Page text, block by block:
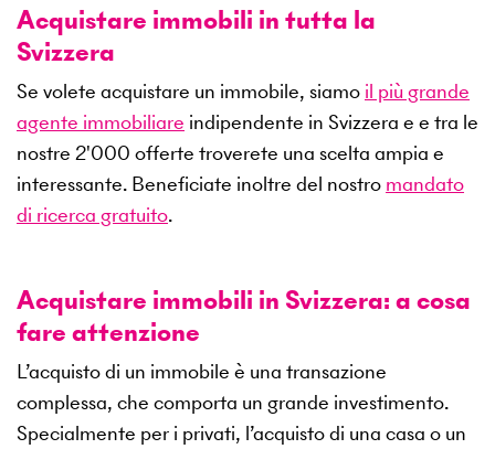
Acquistare immobili in tutta la
Svizzera
Se volete acquistare un immobile, siamo il più grande
agente immobiliare indipendente in Svizzera e e tra le
nostre 2'000 offerte troverete una scelta ampia e
interessante. Beneficiate inoltre del nostro mandato
di ricerca gratuito.
Acquistare immobili in Svizzera: a cosa
fare attenzione
L’acquisto di un immobile è una transazione
complessa, che comporta un grande investimento.
Specialmente per i privati, l’acquisto di una casa o un